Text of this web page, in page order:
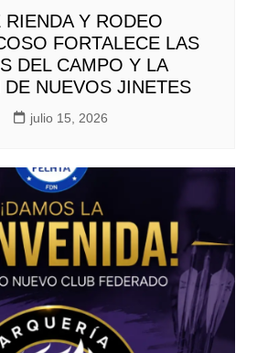
RIENDA Y RODEO
FORTALECE LAS
DEL CAMPO Y LA
NUEVOS JINETES
julio 15, 2026